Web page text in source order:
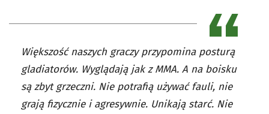
Większość naszych graczy przypomina posturą
gladiatorów. Wyglądają jak z MMA. A na boisku
są zbyt grzeczni. Nie potrafią używać fauli, nie
grają fizycznie i agresywnie. Unikają starć. Nie